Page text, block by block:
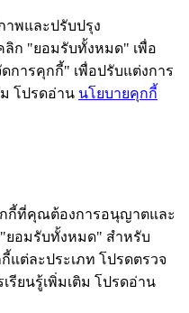
าพและปรับปรุง
ก "ยอมรับทั้งหมด" เพื่อ
การคุกกี้" เพื่อปรับแต่งการ
โปรดอ่าน นโยบายคุกกี้
กกี้ที่คุณต้องการอนุญาตและ
ยอมรับทั้งหมด" สำหรับ
แต่ละประเภท โปรดตรวจ
รียนรู้เพิ่มเติม โปรดอ่าน